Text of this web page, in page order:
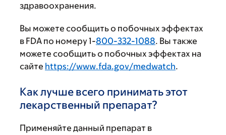
здравоохранения.
Вы можете сообщить о побочных эффектах
в FDA по номеру 1-800-332-1088. Вы также
можете сообщить о побочных эффектах на
сайте https://www.fda.gov/medwatch.
Как лучше всего принимать этот
лекарственный препарат?
Применяйте данный препарат в